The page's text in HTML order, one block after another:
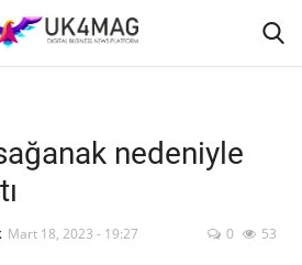
nedeniyle
Mart 18, 2023 - 19:27 0 53